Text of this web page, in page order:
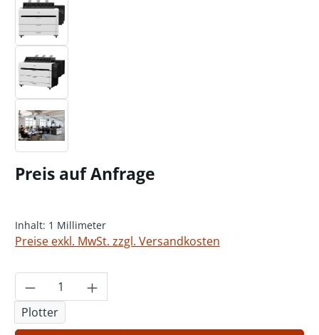
Preis auf Anfrage
Inhalt: 1 Millimeter
Preise exkl. MwSt. zzgl. Versandkosten
Produkt Anzahl: Gib den gewünschten
Plotter